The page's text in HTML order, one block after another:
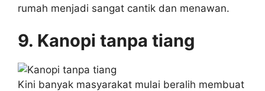
rumah menjadi sangat cantik dan menawan.
9. Kanopi tanpa tiang
Kini banyak masyarakat mulai beralih membuat